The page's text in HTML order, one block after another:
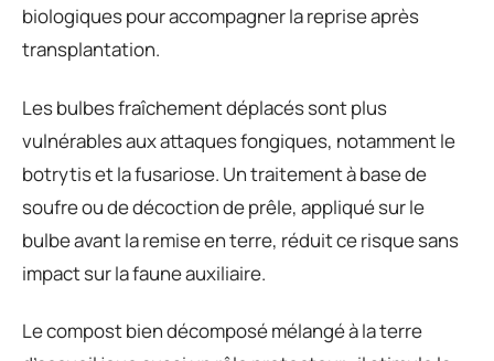
biologiques pour accompagner la reprise après
transplantation.
Les bulbes fraîchement déplacés sont plus
vulnérables aux attaques fongiques, notamment le
botrytis et la fusariose. Un traitement à base de
soufre ou de décoction de prêle, appliqué sur le
bulbe avant la remise en terre, réduit ce risque sans
impact sur la faune auxiliaire.
Le compost bien décomposé mélangé à la terre